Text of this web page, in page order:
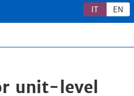
IT EN
unit-level